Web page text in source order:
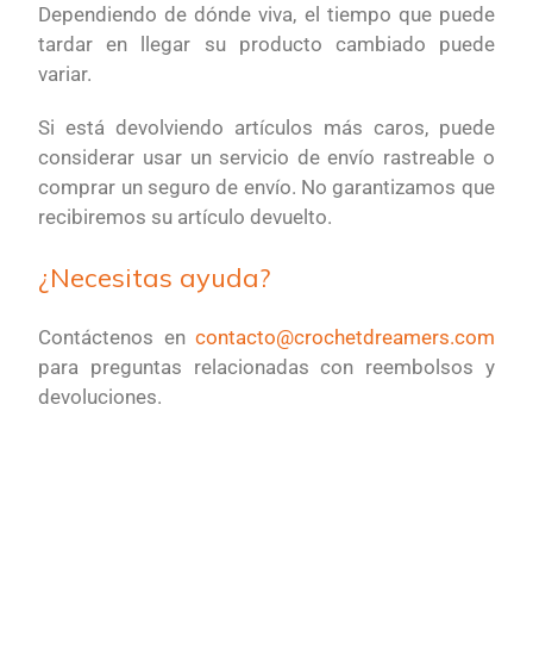
Dependiendo de dónde viva, el tiempo que puede
tardar en llegar su producto cambiado puede
variar.
Si está devolviendo artículos más caros, puede
considerar usar un servicio de envío rastreable o
comprar un seguro de envío. No garantizamos que
recibiremos su artículo devuelto.
¿Necesitas ayuda?
Contáctenos en contacto@crochetdreamers.com
para preguntas relacionadas con reembolsos y
devoluciones.